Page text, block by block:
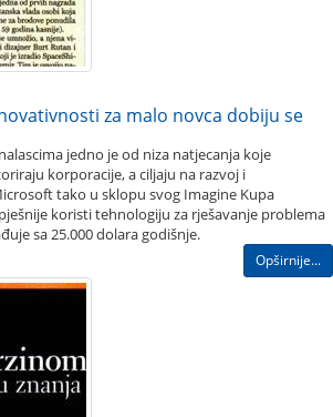
za malo novca dobiju se
jedno je od niza natjecanja koje
korporacije, a ciljaju na razvoj i
tako u sklopu svog Imagine Kupa
koristi tehnologiju za rješavanje problema
sa 25.000 dolara godišnje.
Opširnije...